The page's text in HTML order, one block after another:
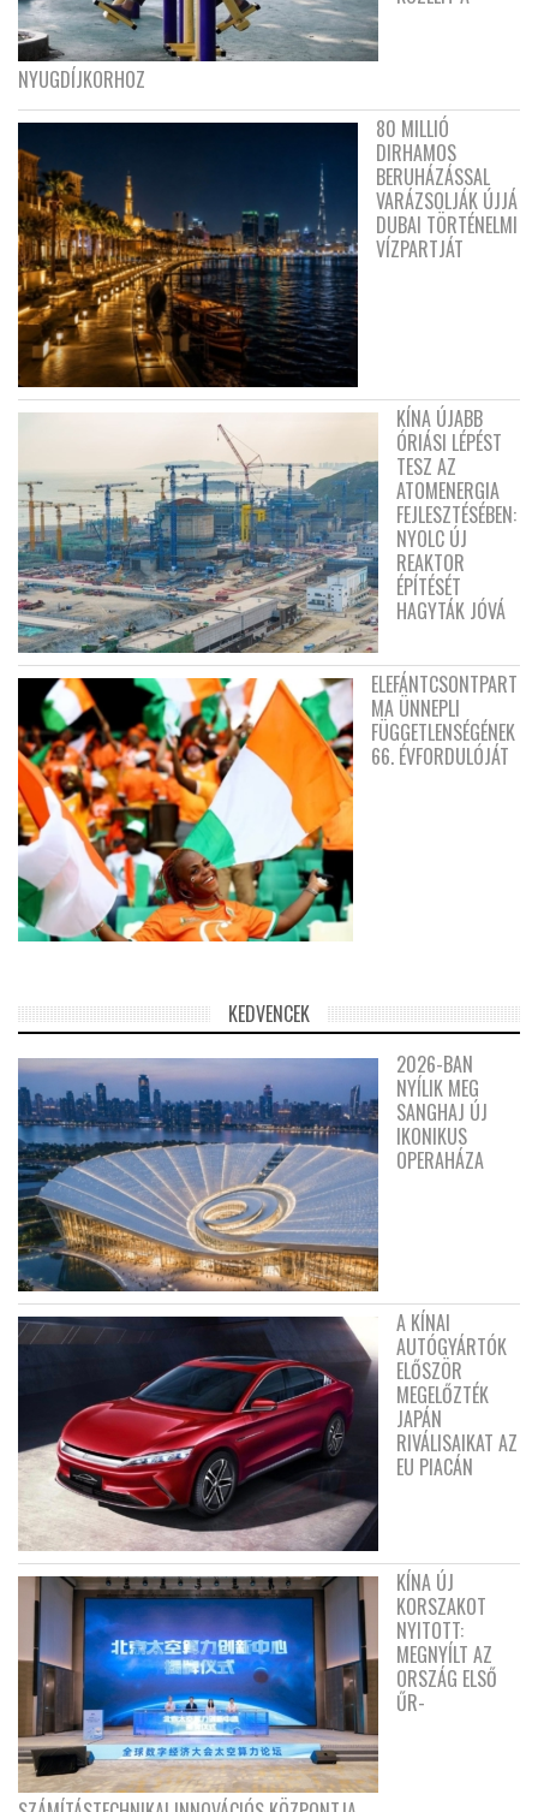
NYUGDÍJKORHOZ
80 MILLIÓ
DIRHAMOS
BERUHÁZÁSSAL
VARÁZSOLJÁK ÚJJÁ
DUBAI TÖRTÉNELMI
VÍZPARTJÁT
KÍNA ÚJABB
ÓRIÁSI LÉPÉST
TESZ AZ
ATOMENERGIA
FEJLESZTÉSÉBEN:
NYOLC ÚJ
REAKTOR
ÉPÍTÉSÉT
HAGYTÁK JÓVÁ
ELEFÁNTCSONTPART
MA ÜNNEPLI
FÜGGETLENSÉGÉNEK
66. ÉVFORDULÓJÁT
KEDVENCEK
2026-BAN
NYÍLIK MEG
SANGHAJ ÚJ
IKONIKUS
OPERAHÁZA
A KÍNAI
AUTÓGYÁRTÓK
ELŐSZÖR
MEGELŐZTÉK
JAPÁN
RIVÁLISAIKAT AZ
EU PIACÁN
KÍNA ÚJ
KORSZAKOT
NYITOTT:
MEGNYÍLT AZ
ORSZÁG ELSŐ
ŰR-